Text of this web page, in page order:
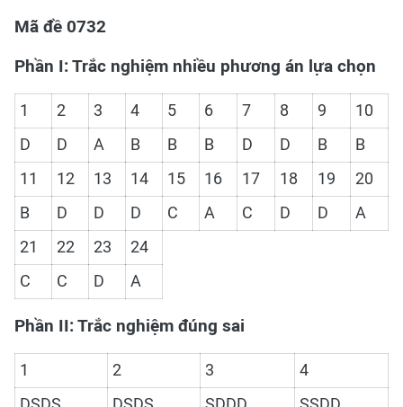
Mã đề 0732
Phần I: Trắc nghiệm nhiều phương án lựa chọn
1 2 3 4 5 6 7 8 9
10
D
D A B B B D D B
B
11
12 13 14 15 16 17 18 19
20
B
D D D C A C D D
A
21
22 23
24
C
C D A
Phần II: Trắc nghiệm đúng sai
1 2 3
4